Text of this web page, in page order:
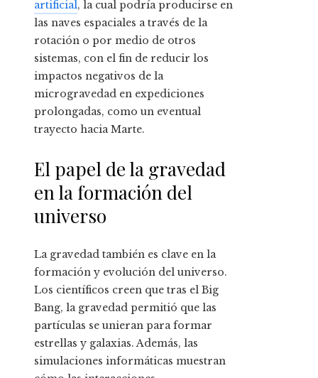
artificial, la cual podría producirse en
las naves espaciales a través de la
rotación o por medio de otros
sistemas, con el fin de reducir los
impactos negativos de la
microgravedad en expediciones
prolongadas, como un eventual
trayecto hacia Marte.
El papel de la gravedad
en la formación del
universo
La gravedad también es clave en la
formación y evolución del universo.
Los científicos creen que tras el Big
Bang, la gravedad permitió que las
partículas se unieran para formar
estrellas y galaxias. Además, las
simulaciones informáticas muestran